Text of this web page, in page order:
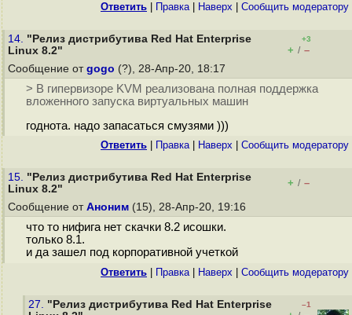
Ответить Правка| Наверх Cообщить модератору
14. "Релиз дистрибутива Red Hat Enterprise
Linux 8.2"
+3
+ / –
Сообщение от gogo (?), 28-Апр-20, 18:17
> В гипервизоре KVM реализована полная поддержка
вложенного запуска виртуальных машин
годнота. надо запасаться смузями )))
Ответить Правка| Наверх Cообщить модератору
15. "Релиз дистрибутива Red Hat Enterprise
Linux 8.2"
+ / –
Сообщение от Аноним (15), 28-Апр-20, 19:16
что то нифига нет скачки 8.2 исошки.
только 8.1.
и да зашел под корпоративной учеткой
Ответить Правка| Наверх Cообщить модератору
27. "Релиз дистрибутива Red Hat Enterprise
–1